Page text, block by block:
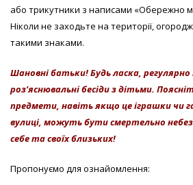
або трикутники з написами «Обережно
Ніколи не заходьте на території,
такими знаками.
Шановні батьки! Будь ласка,
роз’яснювальні бесіди з дітьми.
предмети, навіть якщо це іграшки чи
вулиці, можуть бути смертельно
себе та своїх близьких!
Пропонуємо для ознайомлення: